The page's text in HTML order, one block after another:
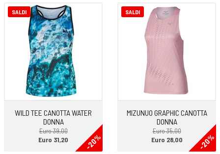
•Logo HOKA catarifrangente
SALDI
WILD TEE CANOTTA WATER
DONNA
Euro 39,00
-20%
Euro 31,20
SALDI
MIZUNUO GRAPHIC CANOTTA
DONNA
Euro 35,00
-20%
Euro 28,00